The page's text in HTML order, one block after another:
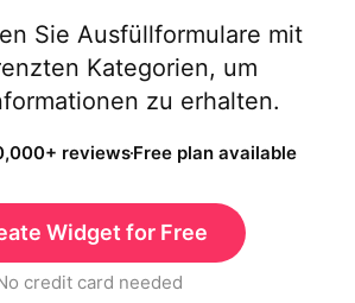
Sie Ausfüllformulare mit
Kategorien, um
zu erhalten.
reviewsFree plan available
Widget for Free
credit card needed